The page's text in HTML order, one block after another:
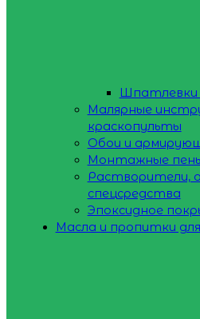
Шпатлевки
Малярные
краскопульты
Обои и
Монтажные
Растворители,
спецсредства
Эпоксидное
Масла и пропитки